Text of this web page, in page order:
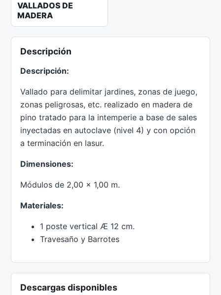
VALLADOS DE
MADERA
Descripción
Descripción:
Vallado para delimitar jardines, zonas de juego,
zonas peligrosas, etc. realizado en madera de
pino tratado para la intemperie a base de sales
inyectadas en autoclave (nivel 4) y con opción
a terminación en lasur.
Dimensiones:
Módulos de 2,00 x 1,00 m.
Materiales:
1 poste vertical Æ 12 cm.
Travesaño y Barrotes
Descargas disponibles